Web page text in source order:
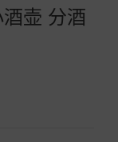
壶 分酒